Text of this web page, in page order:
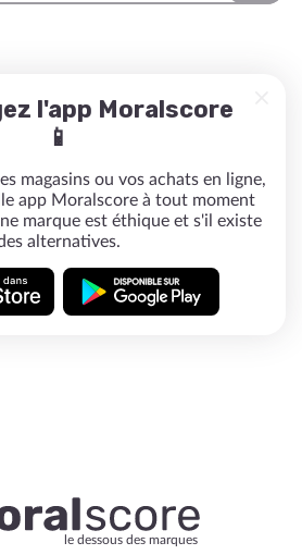
l'app Moralscore
📱
magasins ou vos achats en ligne,
app Moralscore à tout moment
marque est éthique et s'il existe
alternatives.
le dessous des marques